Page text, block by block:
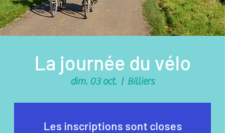
La journée du vélo
dim. 03 oct.
  |
Billiers
Les inscriptions sont closes